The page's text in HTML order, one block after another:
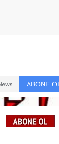
ABONE OL